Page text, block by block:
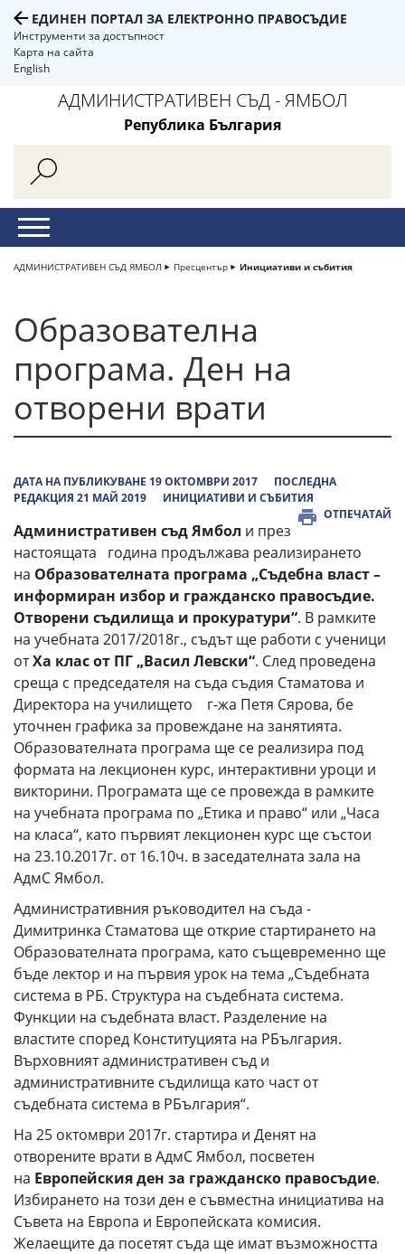
ЕДИНЕН ПОРТАЛ ЗА ЕЛЕКТРОННО ПРАВОСЪДИЕ
Инструменти за достъпност
Карта на сайта
English
АДМИНИСТРАТИВЕН СЪД - ЯМБОЛ
Република България
АДМИНИСТРАТИВЕН СЪД ЯМБОЛ Пресцентър Инициативи и събития
Образователна
програма. Ден на
отворени врати
ДАТА НА ПУБЛИКУВАНЕ 19 ОКТОМВРИ 2017
ПОСЛЕДНА
РЕДАКЦИЯ 21 МАЙ 2019
ИНИЦИАТИВИ И СЪБИТИЯ
ОТПЕЧАТАЙ
Административен съд Ямбол и през
настоящата година продължава реализирането
на Образователната програма „Съдебна власт –
информиран избор и гражданско правосъдие.
Отворени съдилища и прокуратури“. В рамките
на учебната 2017/2018г., съдът ще работи с ученици
отХа клас от ПГ „Васил Левски“. След проведена
среща с председателя на съда съдия Стаматова и
Директора на училището г-жа Петя Сярова, бе
уточнен графика за провеждане на занятията.
Образователната програма ще се реализира под
формата на лекционен курс, интерактивни уроци и
викторини. Програмата ще се провежда в рамките
на учебната програма по „Етика и право“ или „Часа
на класа“, като първият лекционен курс ще състои
на 23.10.2017г. от 16.10ч. в заседателната зала на
АдмС Ямбол.
Административния ръководител на съда -
Димитринка Стаматова ще открие стартирането на
Образователната програма, като същевременно ще
бъде лектор и на първия урок на тема „Съдебната
система в РБ. Структура на съдебната система.
Функции на съдебната власт. Разделение на
властите според Конституцията на РБългария.
Върховният административен съд и
административните съдилища като част от
съдебната система в РБългария“.
На 25 октомври 2017г. стартира и Денят на
отворените врати в АдмС Ямбол, посветен
на Европейския ден за гражданско правосъдие.
Избирането на този ден е съвместна инициатива на
Съвета на Европа и Европейската комисия.
Желаещите да посетят съда ще имат възможността